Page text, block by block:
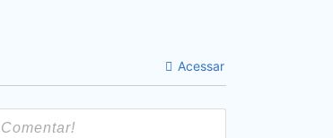
Acessar